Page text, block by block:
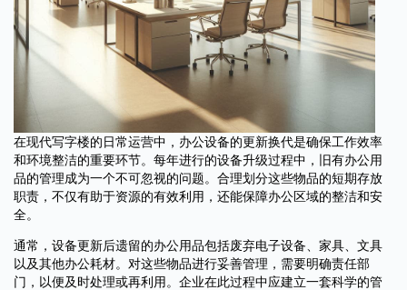
在现代写字楼的日常运营中，办公设备的更新换代是确保工作效率
和环境整洁的重要环节。每年进行的设备升级过程中，旧有办公用
品的管理成为一个不可忽视的问题。合理划分这些物品的短期存放
职责，不仅有助于资源的有效利用，还能保障办公区域的整洁和安
全。
通常，设备更新后遗留的办公用品包括废弃电子设备、家具、文具
以及其他办公耗材。对这些物品进行妥善管理，需要明确责任部
门，以便及时处理或再利用。企业在此过程中应建立一套科学的管